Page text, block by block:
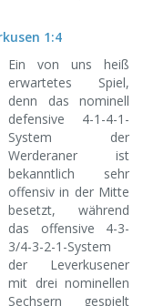
1:4
Ein von uns heiß
erwartetes Spiel,
denn das nominell
defensive 4-1-4-1-
System der
Werderaner ist
bekanntlich sehr
offensiv in der Mitte
besetzt, während
das offensive 4-3-
3/4-3-2-1-System
der Leverkusener
mit drei nominellen
Sechsern gespielt